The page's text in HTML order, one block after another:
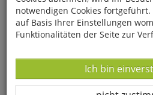
notwendigen Cookies fortgeführt.
auf Basis Ihrer Einstellungen
Funktionalitäten der Seite zur
Ich bin